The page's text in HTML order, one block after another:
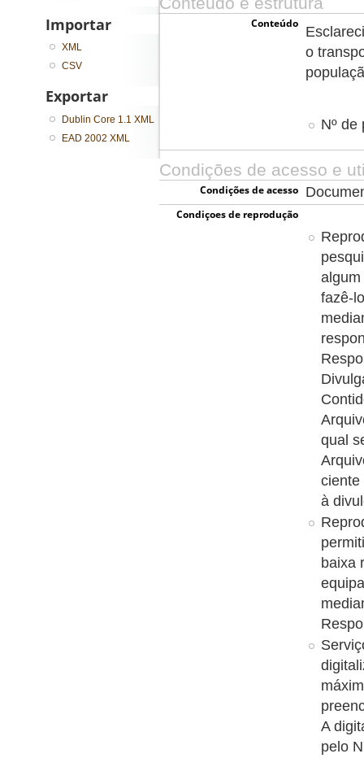
Conteúdo
o
Nº de
Condições de acesso e
Condições de acesso
Condiçoes de reprodução
fazê-
qual
ciente
à
baixa
A
pelo
Importar
XML
CSV
Exportar
Dublin Core 1.1 XML
EAD 2002 XML